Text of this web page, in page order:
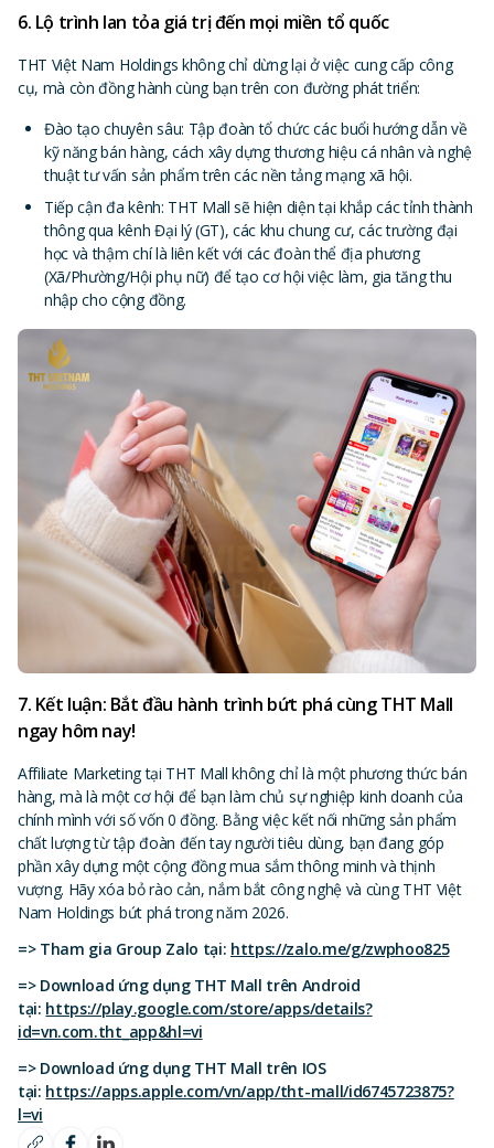
6. Lộ trình lan tỏa giá trị đến mọi miền tổ quốc
THT Việt Nam Holdings không chỉ dừng lại ở việc cung cấp công
cụ, mà còn đồng hành cùng bạn trên con đường phát triển:
Đào tạo chuyên sâu: Tập đoàn tổ chức các buổi hướng dẫn về
kỹ năng bán hàng, cách xây dựng thương hiệu cá nhân và nghệ
thuật tư vấn sản phẩm trên các nền tảng mạng xã hội.
Tiếp cận đa kênh: THT Mall sẽ hiện diện tại khắp các tỉnh thành
thông qua kênh Đại lý (GT), các khu chung cư, các trường đại
học và thậm chí là liên kết với các đoàn thể địa phương
(Xã/Phường/Hội phụ nữ) để tạo cơ hội việc làm, gia tăng thu
nhập cho cộng đồng.
7. Kết luận: Bắt đầu hành trình bứt phá cùng THT Mall
ngay hôm nay!
Affiliate Marketing tại THT Mall không chỉ là một phương thức bán
hàng, mà là một cơ hội để bạn làm chủ sự nghiệp kinh doanh của
chính mình với số vốn 0 đồng. Bằng việc kết nối những sản phẩm
chất lượng từ tập đoàn đến tay người tiêu dùng, bạn đang góp
phần xây dựng một cộng đồng mua sắm thông minh và thịnh
vượng. Hãy xóa bỏ rào cản, nắm bắt công nghệ và cùng THT Việt
Nam Holdings bứt phá trong năm 2026.
=> Tham gia Group Zalo tại: https://zalo.me/g/zwphoo825
=> Download ứng dụng THT Mall trên Android
tại: https://play.google.com/store/apps/details?
id=vn.com.tht_app&hl=vi
=> Download ứng dụng THT Mall trên IOS
tại: https://apps.apple.com/vn/app/tht-mall/id6745723875?
l=vi